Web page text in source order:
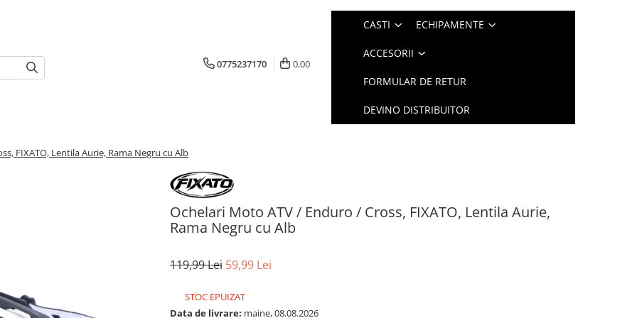
0775237170 0,00
CASTI ECHIPAMENTE
ACCESORII
FORMULAR DE RETUR
DEVINO DISTRIBUITOR
FIXATO, Lentila Aurie, Rama Negru cu Alb
Ochelari Moto ATV / Enduro / Cross, FIXATO, Lentila Aurie,
Rama Negru cu Alb
119,99 Lei 59,99 Lei
STOC EPUIZAT
Data de livrare: maine, 08.08.2026